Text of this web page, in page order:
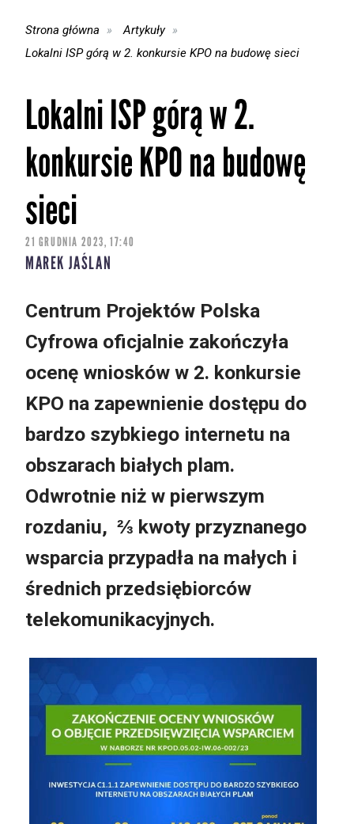
Strona główna
Artykuły
Lokalni ISP górą w 2. konkursie KPO na budowę sieci
Lokalni ISP górą w 2.
konkursie KPO na budowę
sieci
21 GRUDNIA 2023, 17:40
MAREK JAŚLAN
Centrum Projektów Polska
Cyfrowa oficjalnie zakończyła
ocenę wniosków w 2. konkursie
KPO na zapewnienie dostępu do
bardzo szybkiego internetu na
obszarach białych plam.
Odwrotnie niż w pierwszym
rozdaniu, ⅔ kwoty przyznanego
wsparcia przypadła na małych i
średnich przedsiębiorców
telekomunikacyjnych.